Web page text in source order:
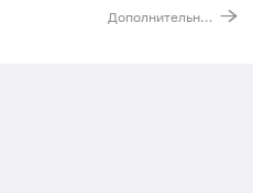
Дополнительное гистохимическое окрашивание